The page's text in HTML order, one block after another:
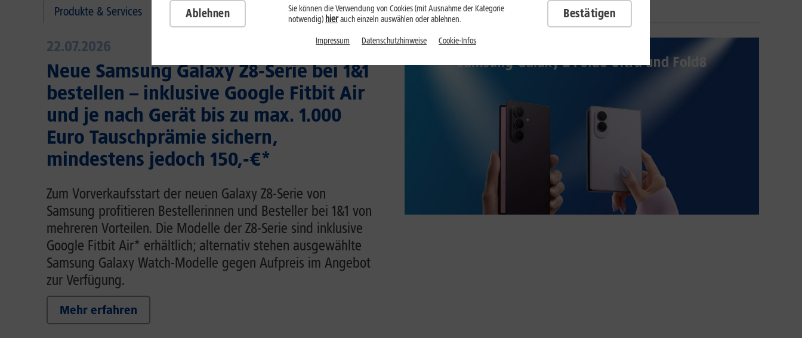
Produkte & Services Unternehmensinformationen 1&1 O-RAN Mobilfunknetz
22.07.2026
Neue Samsung Galaxy Z8-Serie bei 1&1
bestellen – inklusive Google Fitbit Air
und je nach Gerät bis zu max. 1.000
Euro Tauschprämie sichern,
mindestens jedoch 150,-€*
Zum Vorverkaufsstart der neuen Galaxy Z8-Serie von
Samsung profitieren Bestellerinnen und Besteller bei 1&1 von
mehreren Vorteilen. Die Modelle der Z8-Serie sind inklusive
Google Fitbit Air* erhältlich; alternativ stehen ausgewählte
Samsung Galaxy Watch-Modelle gegen Aufpreis im Angebot
zur Verfügung.
Mehr erfahren
Ablehnen
Sie können die Verwendung von Cookies (mit Ausnahme der Kategorie
notwendig) hierauch einzeln auswählen oder ablehnen. Bestätigen
Impressum Datenschutzhinweise Cookie-Infos